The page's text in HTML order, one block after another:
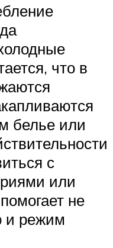
что в
белье или
с
или
не
и режим